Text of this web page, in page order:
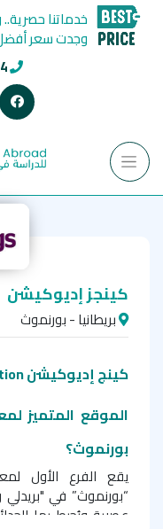
خدماتنا
وجدت سعر
كينجز إديوكيشن
بريطانيا - بورنموث
كينج إديوكيشن kings education بورنموث
الموقع المتميز
بورنموث؟
يقع الفرع الأول
“بورنموث” في
عصرية ويُحيط بها